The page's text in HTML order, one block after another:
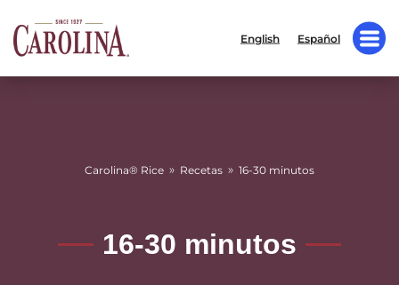
English Español
Carolina® Rice » Recetas » 16-30 minutos
16-30 minutos